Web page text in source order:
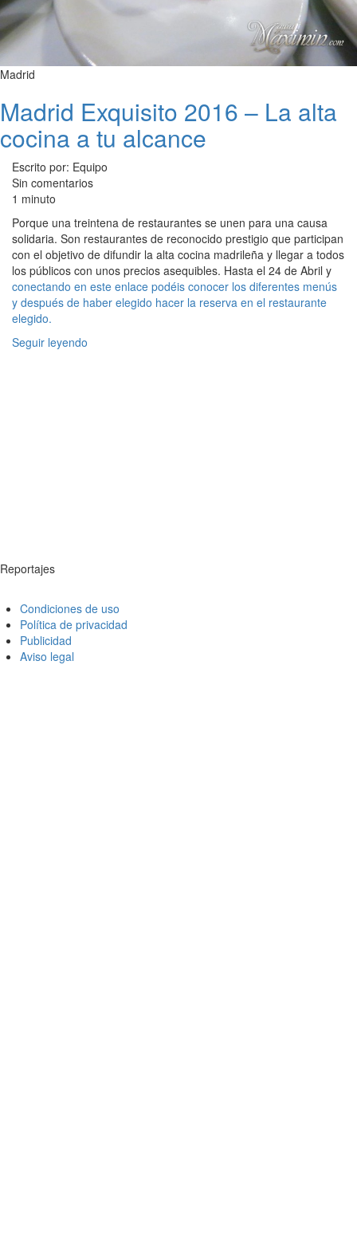
Madrid
Madrid Exquisito 2016 – La alta
cocina a tu alcance
Escrito por: Equipo
Sin comentarios
1 minuto
Porque una treintena de restaurantes se unen para una causa
solidaria. Son restaurantes de reconocido prestigio que participan
con el objetivo de difundir la alta cocina madrileña y llegar a todos
los públicos con unos precios asequibles. Hasta el 24 de Abril y
conectando en este enlace podéis conocer los diferentes menús
y después de haber elegido hacer la reserva en el restaurante
elegido.
Seguir leyendo
Reportajes
Condiciones de uso
Política de privacidad
Publicidad
Aviso legal